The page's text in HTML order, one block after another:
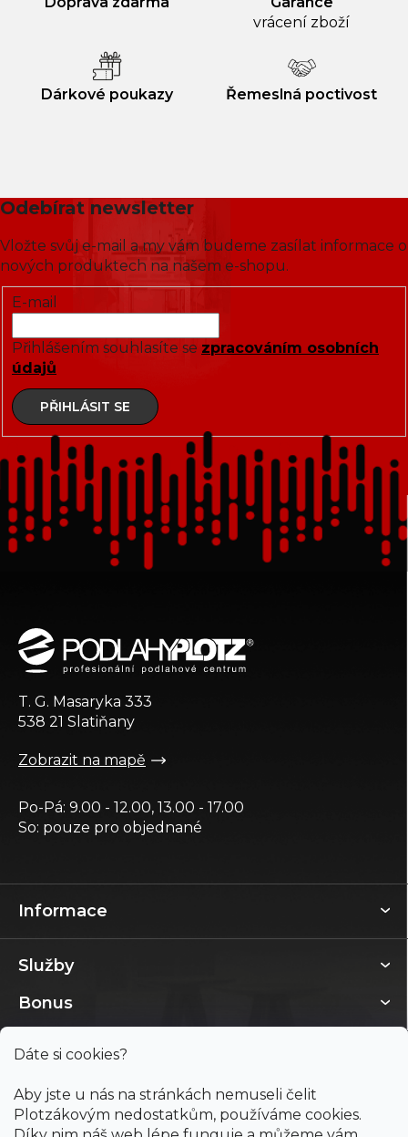
Dáte si cookies?
Aby jste u nás na stránkách nemuseli čelit
Plotzákovým nedostatkům, používáme cookies.
vrácení zboží
Dárkové poukazy Řemeslná poctivost
Odebírat newsletter
Vložte svůj e-mail a my vám budeme zasílat informace o
nových produktech na našem e-shopu.
E-mail
Přihlášením souhlasíte se zpracováním osobních
údajů
PŘIHLÁSIT SE
Informace
Služby
Bonus
T. G. Masaryka 333
538 21 Slatiňany
Zobrazit na mapě
Po-Pá: 9.00 - 12.00, 13.00 - 17.00
So: pouze pro objednané